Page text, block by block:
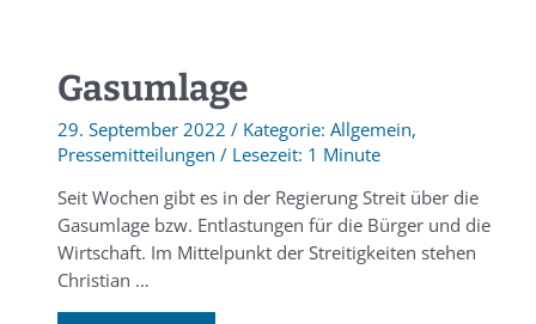
Gasumlage
29. September 2022 / Allgemein,
Pressemitteilungen /
1 Minute
Seit Wochen gibt es in der Regierung Streit über die
Gasumlage bzw. Entlastungen für die Bürger und die
Wirtschaft. Im Mittelpunkt der Streitigkeiten stehen
Christian …